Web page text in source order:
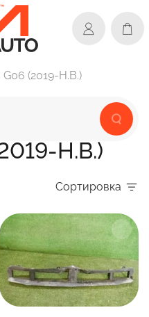
(2019-Н.В.)
Н.В.)
Сортировка